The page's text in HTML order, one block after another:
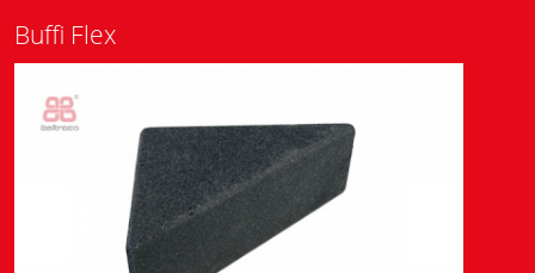
Buffi Flex